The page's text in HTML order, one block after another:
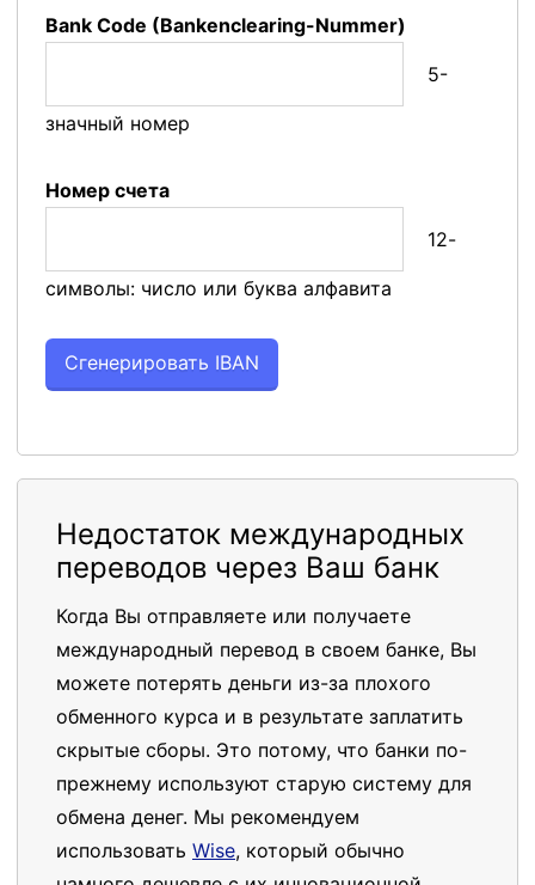
Bank Code (Bankenclearing-Nummer)
5-
значный номер
Номер счета
12-
символы: число или буква алфавита
Недостаток международных
переводов через Ваш банк
Когда Вы отправляете или получаете
международный перевод в своем банке, Вы
можете потерять деньги из-за плохого
обменного курса и в результате заплатить
скрытые сборы. Это потому, что банки по-
прежнему используют старую систему для
обмена денег. Мы рекомендуем
использовать Wise, который обычно